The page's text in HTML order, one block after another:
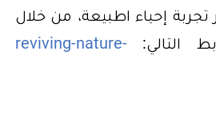
تجربة إحياء اطبيعة، من خلال
التالي: reviving-nature-